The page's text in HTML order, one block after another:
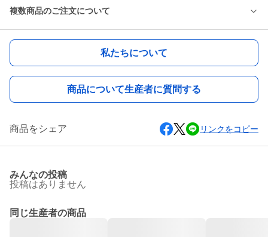
複数商品のご注文について
私たちについて
商品について生産者に質問する
商品をシェア リンクをコピー
みんなの投稿
投稿はありません
同じ生産者の商品